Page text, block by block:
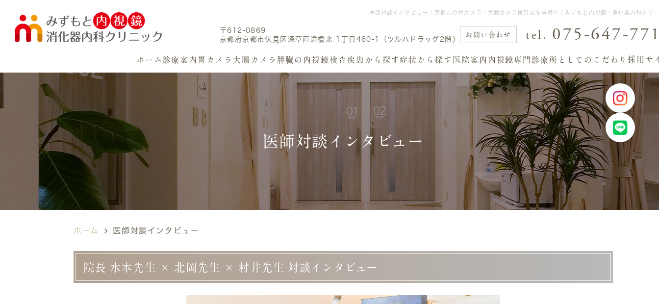
医師対談インタビュー｜京都市の胃カメラ・大腸カメラ検査なら当院へ｜みずもと内視鏡・消化器内科クリ
〒612-0869
京都府京都市伏見区深草直違橋北 1丁目460-1（ツルハドラッグ2階）
お問い合わせ tel. 075-647-
ホーム 診療案内 胃カメラ 大腸カメラ 膵臓の内視鏡検査 疾患から探す症状から探す 医院案内 内視鏡専門診療所としてのこだわり採用サ
医師対談インタビュー
ホーム 医師対談インタビュー
院長 水本先生 × 北岡先生 × 村井先生 対談インタビュー